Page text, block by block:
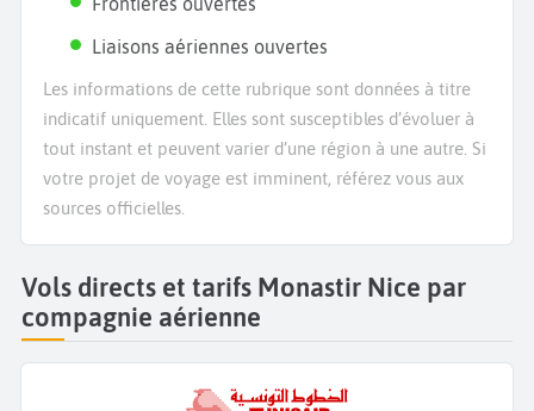
Liaisons aériennes ouvertes
Les informations de cette rubrique sont données à titre
indicatif uniquement. Elles sont susceptibles d’évoluer à
tout instant et peuvent varier d’une région à une autre. Si
votre projet de voyage est imminent, référez vous aux
sources officielles.
Vols directs et tarifs Monastir Nice par
compagnie aérienne